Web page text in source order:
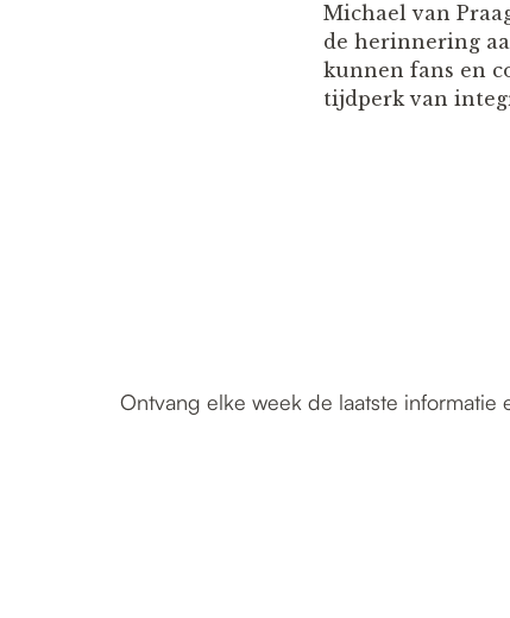
Michael van
de herinnering
kunnen fans en
tijdperk van
Ontvang elke week de laatste